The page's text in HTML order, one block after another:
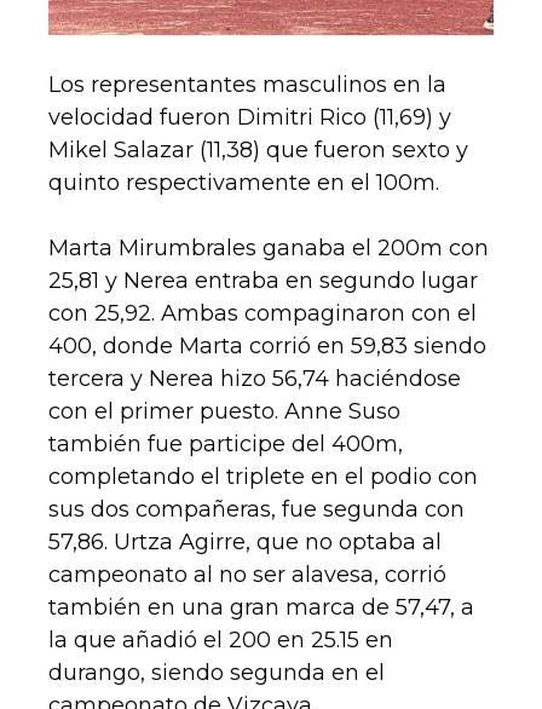
Los representantes masculinos en la
velocidad fueron Dimitri Rico (11,69) y
Mikel Salazar (11,38) que fueron sexto y
quinto respectivamente en el 100m.
Marta Mirumbrales ganaba el 200m con
25,81 y Nerea entraba en segundo lugar
con 25,92. Ambas compaginaron con el
400, donde Marta corrió en 59,83 siendo
tercera y Nerea hizo 56,74 haciéndose
con el primer puesto. Anne Suso
también fue participe del 400m,
completando el triplete en el podio con
sus dos compañeras, fue segunda con
57,86. Urtza Agirre, que no optaba al
campeonato al no ser alavesa, corrió
también en una gran marca de 57,47, a
la que añadió el 200 en 25.15 en
durango, siendo segunda en el